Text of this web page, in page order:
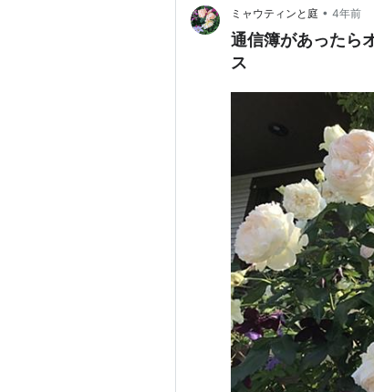
ミャウティンと庭 • 4年前
通信簿があったら
ス